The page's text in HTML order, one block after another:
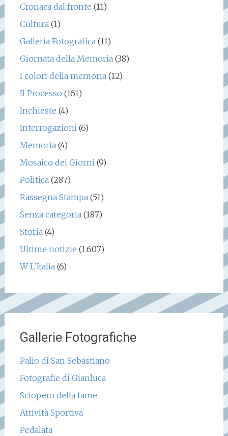
Cronaca dal fronte (11)
Cultura(1)
Galleria Fotografica(11)
Giornata della Memoria(38)
I colori della memoria(12)
Il Processo (161)
Inchieste (4)
Interrogazioni(6)
Memoria(4)
Mosaico dei Giorni(9)
Politica(287)
Rassegna Stampa(51)
Senza categoria(187)
Storia(4)
Ultime notizie (1.607)
W L'Italia(6)
Gallerie Fotografiche
Palio di San Sebastiano
Fotografie di Gianluca
Sciopero della fame
Attività Sportiva
Pedalata